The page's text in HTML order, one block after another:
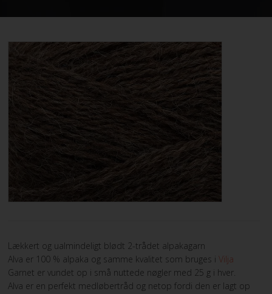
GAVEKORT
EVENTS
FORSIDE
KURV
BESTIL
TILBUD
PROFIL
Lækkert og ualmindeligt blødt 2-trådet alpakagarn
Alva er 100 % alpaka og samme kvalitet som bruges i Vilja
Garnet er vundet op i små nuttede nøgler med 25 g i hver.
Alva er en perfekt medløbertråd og netop fordi den er lagt op